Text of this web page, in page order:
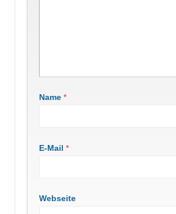
Name *
E-Mail *
Webseite